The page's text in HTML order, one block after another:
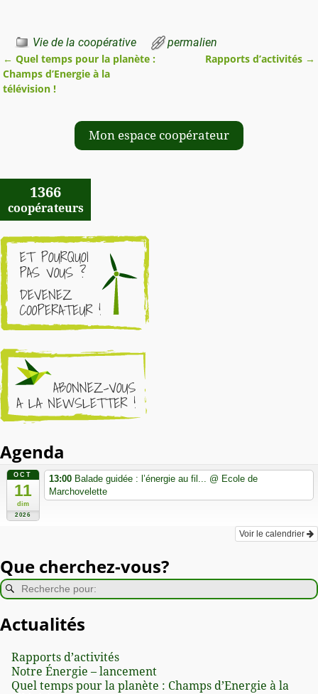
Vie de la coopérative permalien
Navigation des articles
← Quel temps pour la planète :
Champs d’Energie à la
télévision !
Rapports d’activités →
Mon espace coopérateur
1366
coopérateurs
Agenda
OCT
11
dim
2026
13:00 Balade guidée : l’énergie au fil... @ Ecole de
Marchovelette
Voir le calendrier
Que cherchez-vous?
Actualités
Rapports d’activités
Notre Énergie – lancement
Quel temps pour la planète : Champs d’Energie à la